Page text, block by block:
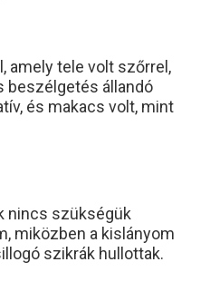
amely tele volt szőrrel,
beszélgetés állandó
és makacs volt, mint
nincs szükségük
miközben a kislányom
szikrák hullottak.